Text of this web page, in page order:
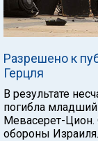
Разрешено к
Герцля
В результате
погибла младший
Мевасерет-
обороны Израиля.